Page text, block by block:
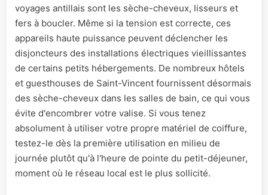
voyages antillais sont les sèche-cheveux, lisseurs et
fers à boucler. Même si la tension est correcte, ces
appareils haute puissance peuvent déclencher les
disjoncteurs des installations électriques vieillissantes
de certains petits hébergements. De nombreux hôtels
et guesthouses de Saint-Vincent fournissent désormais
des sèche-cheveux dans les salles de bain, ce qui vous
évite d'encombrer votre valise. Si vous tenez
absolument à utiliser votre propre matériel de coiffure,
testez-le dès la première utilisation en milieu de
journée plutôt qu'à l'heure de pointe du petit-déjeuner,
moment où le réseau local est le plus sollicité.